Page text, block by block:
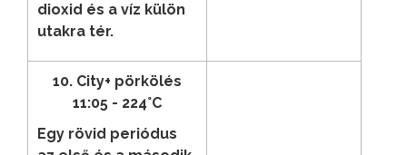
dioxid és a víz külön
utakra tér.
10. City+ pörkölés
11:05 - 224°C
Egy rövid periódus